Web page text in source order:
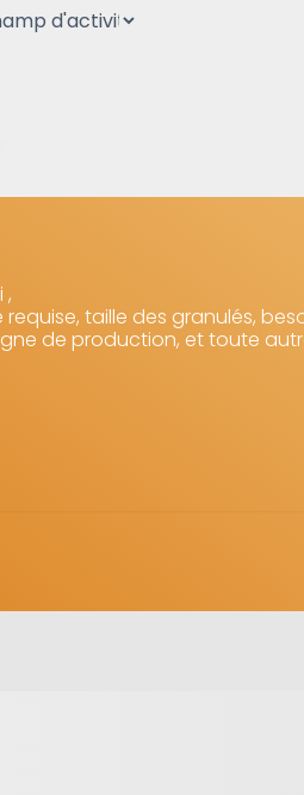
,
taille des granulés,
de production, et toute